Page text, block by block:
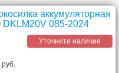
аккумуляторная
DKLM20V 085-2024
Уточните наличие
руб.